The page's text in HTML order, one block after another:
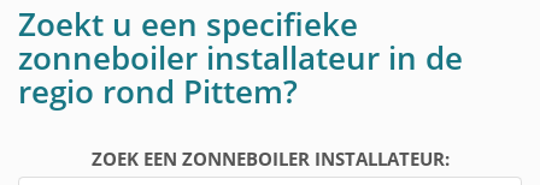
Zoekt u een specifieke
zonneboiler installateur in de
regio rond Pittem?
ZOEK EEN ZONNEBOILER INSTALLATEUR: